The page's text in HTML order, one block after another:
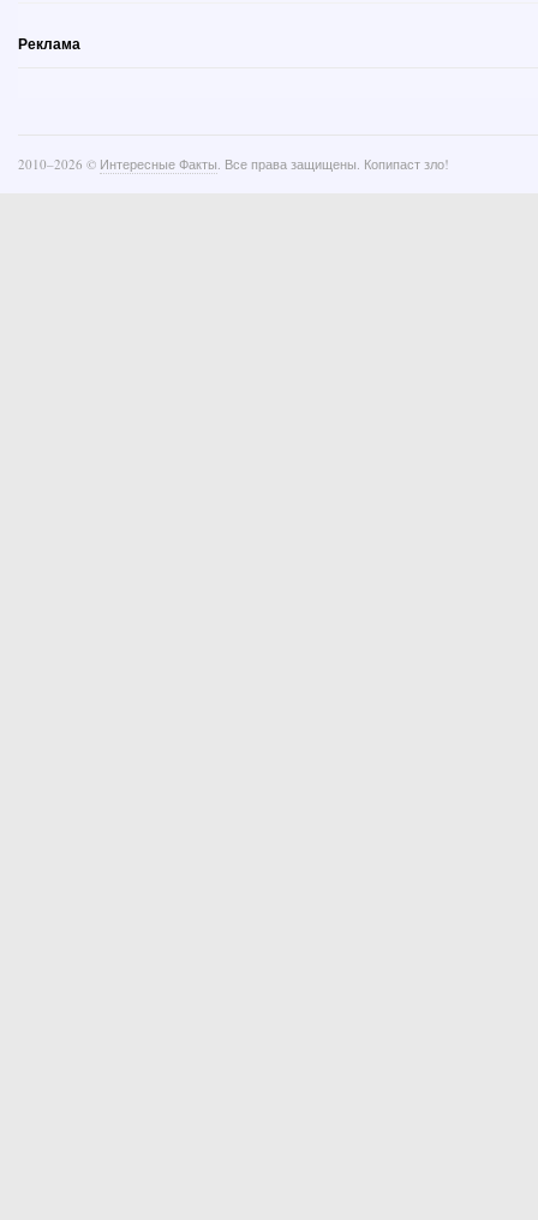
Реклама
2010–2026 © Интересные Факты. Все права защищены. Копипаст зло!